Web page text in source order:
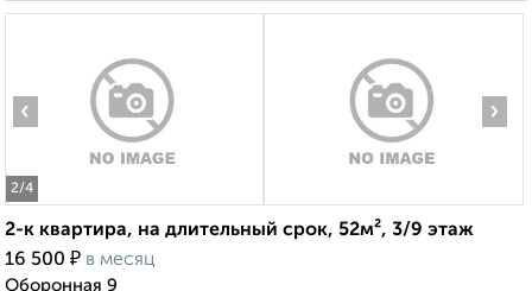
2/4
‹ ›
2-к квартира, на длительный срок, 52м², 3/9 этаж
16 500 ₽ в месяц
Оборонная 9